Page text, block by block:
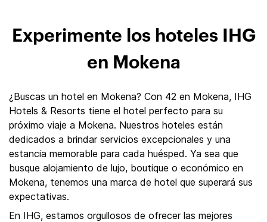
Experimente los hoteles IHG
en Mokena
¿Buscas un hotel en Mokena? Con 42 en Mokena, IHG
Hotels & Resorts tiene el hotel perfecto para su
próximo viaje a Mokena. Nuestros hoteles están
dedicados a brindar servicios excepcionales y una
estancia memorable para cada huésped. Ya sea que
busque alojamiento de lujo, boutique o económico en
Mokena, tenemos una marca de hotel que superará sus
expectativas.
En IHG, estamos orgullosos de ofrecer las mejores